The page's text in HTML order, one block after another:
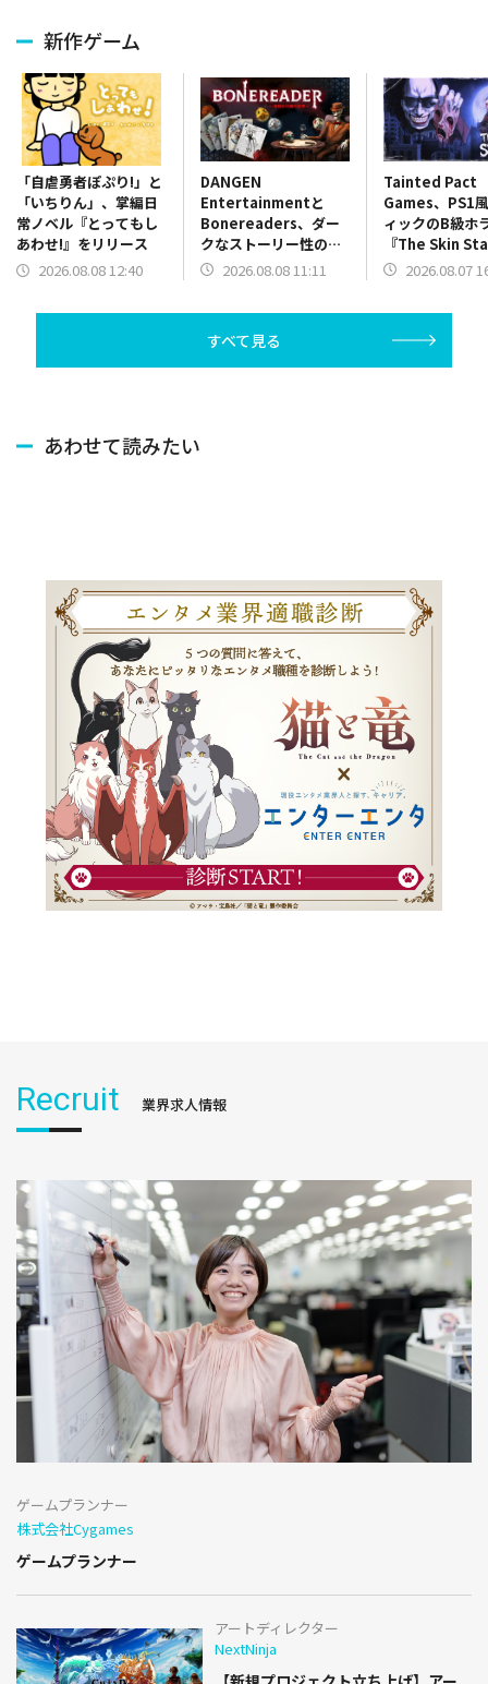
新作ゲーム
「自虐勇者ぽぷり!」と
「いちりん」、掌編日
常ノベル『とってもし
あわせ!』をリリース
2026.08.08 12:40
DANGEN
Entertainmentと
Bonereaders、ダー
クなストーリー性のカ
ードゲーム
2026.08.08 11:11
Tainted Pact
Games、PS1
ィックのB級ホ
『The Skin
を配信開始！
2026.08.07
すべて見る
あわせて読みたい
Recruit 業界求人情報
ゲームプランナー
株式会社Cygames
ゲームプランナー
アートディレクター
NextNinja